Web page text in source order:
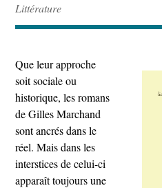
Littérature
Que leur approche
soit sociale ou
historique, les romans
de Gilles Marchand
sont ancrés dans le
réel. Mais dans les
interstices de celui-ci
apparaît toujours une